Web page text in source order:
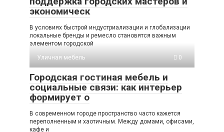
экономическ
В условиях быстрой индустриализации и глобализации
локальные бренды и ремесло становятся важным
элементом городской
Уличная мебель
0
Городская гостиная мебель и
социальные связи: как интерьер
формирует о
В современном городе пространство часто кажется
переполненным и хаотичным. Между домами, офисами,
кафе и